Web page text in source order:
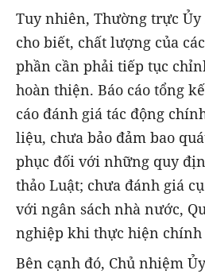
Tuy nhiên, Thường trực Ủy
cho biết, chất lượng của
phần cần phải tiếp tục
hoàn thiện. Báo cáo tổng
cáo đánh giá tác động
liệu, chưa bảo đảm bao
phục đối với những quy
thảo Luật; chưa đánh giá
với ngân sách nhà nước,
nghiệp khi thực hiện chính
Bên cạnh đó, Chủ nhiệm